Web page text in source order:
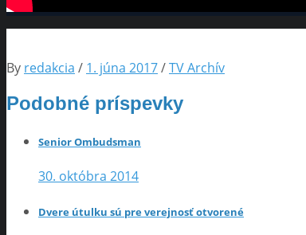
By redakcia / 1. júna 2017/TV Archív
Podobné príspevky
Senior Ombudsman
30. októbra 2014
Dvere útulku sú pre verejnosť otvorené